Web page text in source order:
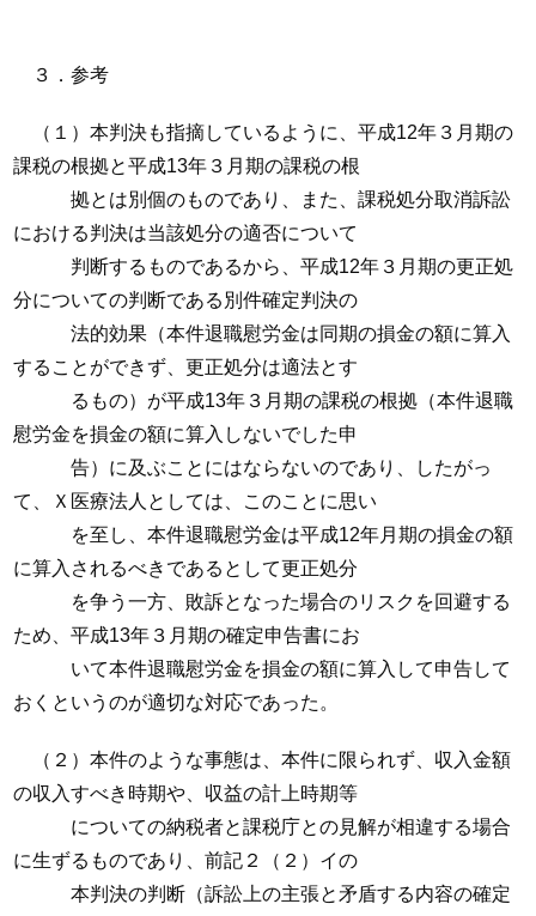
３．参考
（１）本判決も指摘しているように、平成12年３月期の
課税の根拠と平成13年３月期の課税の根
拠とは別個のものであり、また、課税処分取消訴訟
における判決は当該処分の適否について
判断するものであるから、平成12年３月期の更正処
分についての判断である別件確定判決の
法的効果（本件退職慰労金は同期の損金の額に算入
することができず、更正処分は適法とす
るもの）が平成13年３月期の課税の根拠（本件退職
慰労金を損金の額に算入しないでした申
告）に及ぶことにはならないのであり、したがっ
て、Ｘ医療法人としては、このことに思い
を至し、本件退職慰労金は平成12年月期の損金の額
に算入されるべきであるとして更正処分
を争う一方、敗訴となった場合のリスクを回避する
ため、平成13年３月期の確定申告書にお
いて本件退職慰労金を損金の額に算入して申告して
おくというのが適切な対応であった。
（２）本件のような事態は、本件に限られず、収入金額
の収入すべき時期や、収益の計上時期等
についての納税者と課税庁との見解が相違する場合
に生ずるものであり、前記２（２）イの
本判決の判断（訴訟上の主張と矛盾する内容の確定